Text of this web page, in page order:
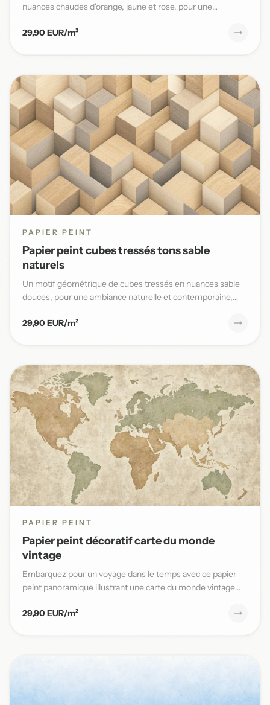
nuances chaudes d'orange, jaune et rose, pour une
29,90 EUR/m²
PAPIER PEINT
Papier peint cubes tressés tons sable
naturels
Un motif géométrique de cubes tressés en nuances sable
douces, pour une ambiance naturelle et contemporaine,
29,90 EUR/m²
PAPIER PEINT
Papier peint décoratif carte du monde
vintage
Embarquez pour un voyage dans le temps avec ce papier
peint panoramique illustrant une carte du monde vintage
29,90 EUR/m²